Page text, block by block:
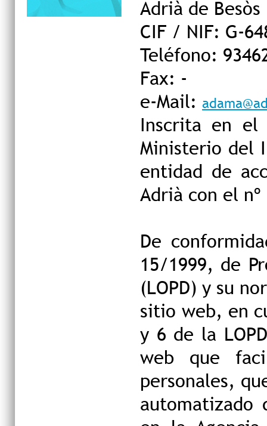
Adrià de
CIF / NIF: G-
Teléfono:
Fax: -
e-Mail:
Inscrita en el
Ministerio del
entidad de
Adrià con el nº
De
15/1999, de
(LOPD) y su
sitio web, en
y 6 de la
web que
personales,
automatizado